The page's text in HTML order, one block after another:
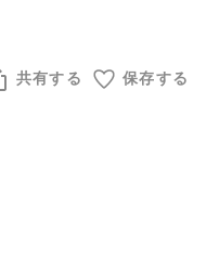
共有する 保存する